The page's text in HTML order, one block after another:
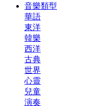
音樂類型
華語
東洋
韓樂
西洋
古典
世界
心靈
兒童
演奏